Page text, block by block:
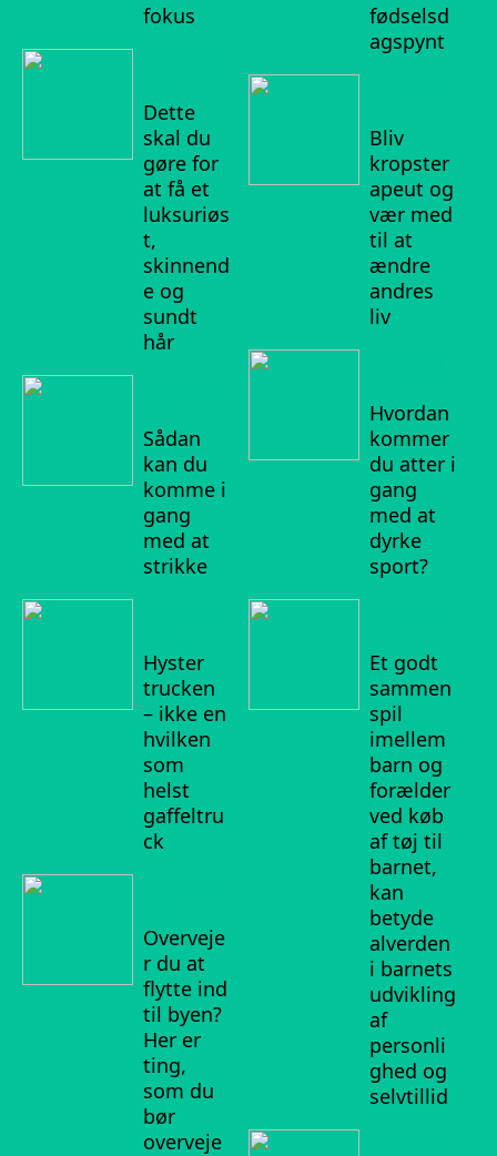
fokus
Dette
skal du
gøre for
at få et
luksuriøs
t,
skinnend
e og
sundt
hår
Sådan
kan du
komme i
gang
med at
strikke
Hyster
trucken
– ikke en
hvilken
som
helst
gaffeltru
ck
Overveje
r du at
flytte ind
til byen?
Her er
ting,
som du
bør
overveje
fødselsd
agspynt
Bliv
kropster
apeut og
vær med
til at
ændre
andres
liv
Hvordan
kommer
du atter i
gang
med at
dyrke
sport?
Et godt
sammen
spil
imellem
barn og
forælder
ved køb
af tøj til
barnet,
kan
betyde
alverden
i barnets
udvikling
af
personli
ghed og
selvtillid